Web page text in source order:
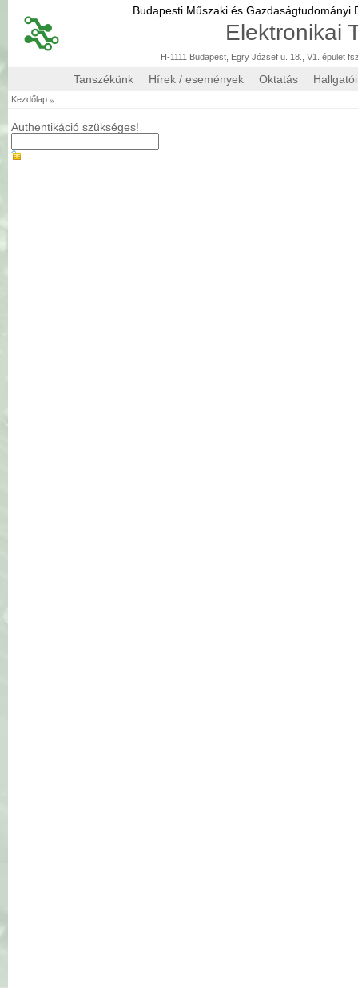
Budapesti Műszaki és Gazdaságtudományi
Elektronikai
H-1111 Budapest, Egry József u. 18., V1. épület
Tanszékünk Hírek / események Oktatás
Kezdőlap »
Authentikáció szükséges!